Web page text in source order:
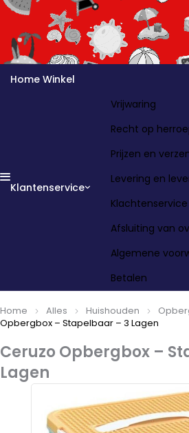
Home Winkel
Klantenservice
Vrijwaring
Recht op
Prijzen en
Levering en
Klachtenservice
Afsluiting van
Algemene
Betalen
Ceruzo Opbergbox –
Lagen
Home Alles Huishouden
Opbergbox – Stapelbaar – 3 Lagen